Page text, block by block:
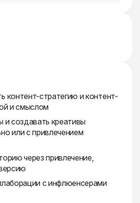
контент-стратегию и контент-
и смыслом
и создавать креативы
или с привлечением
через привлечение,
с инфлюенсерами